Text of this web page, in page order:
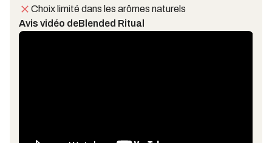
Choix limité dans les arômes naturels
Avis vidéo deBlended Ritual